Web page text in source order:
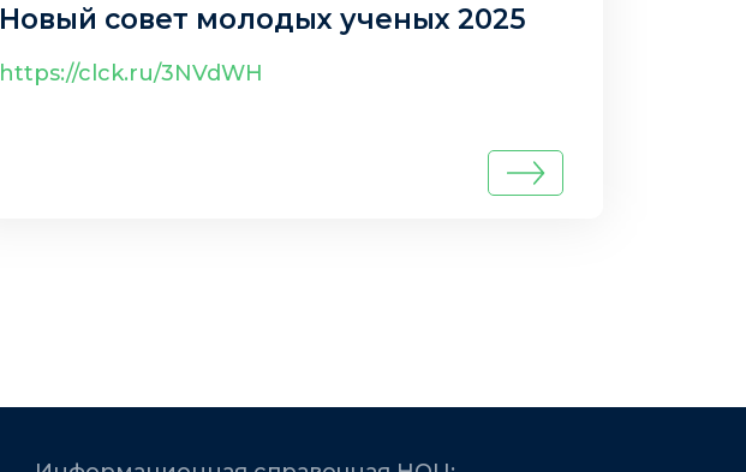
Новый совет молодых ученых 2025
https://clck.ru/3NVdWH